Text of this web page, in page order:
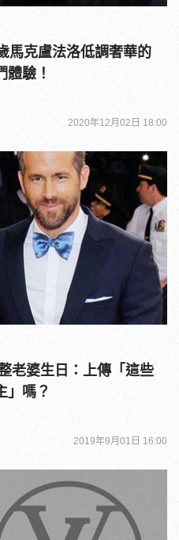
馬克盧法洛低調奢華的
體驗！
2020年12月02日 18:00
老婆生日：上傳「這些
」嗎？
2019年9月01日 16:00